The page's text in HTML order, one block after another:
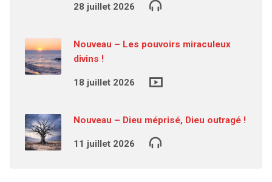
28 juillet 2026
Nouveau – Les pouvoirs miraculeux
divins !
18 juillet 2026
Nouveau – Dieu méprisé, Dieu outragé !
11 juillet 2026